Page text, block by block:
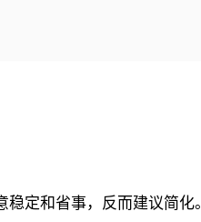
稳定和省事，反而建议简化